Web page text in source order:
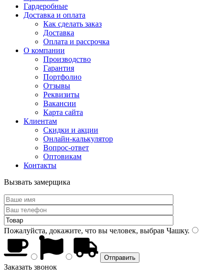
Гардеробные
Доставка и оплата
Как сделать заказ
Доставка
Оплата и рассрочка
О компании
Производство
Гарантия
Портфолио
Отзывы
Реквизиты
Вакансии
Карта сайта
Клиентам
Скидки и акции
Онлайн-калькулятор
Вопрос-ответ
Оптовикам
Контакты
Вызвать замерщика
Пожалуйста, докажите, что вы человек, выбрав Чашку.
Заказать звонок